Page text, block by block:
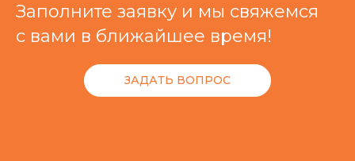
Заполните заявку и мы свяжемся
с вами в ближайшее время!
ЗАДАТЬ ВОПРОС